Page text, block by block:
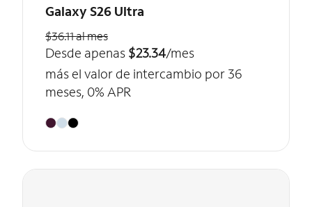
Galaxy S26 Ultra
$36.11 al mes
Desde apenas $23.34/mes
más el valor de intercambio por 36
meses, 0% APR